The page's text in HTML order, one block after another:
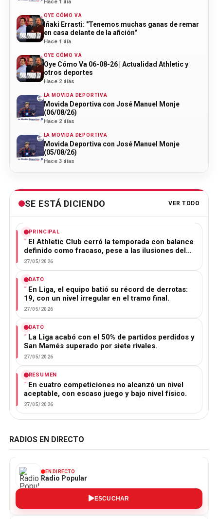
Hace 1 día
OYE CÓMO VA
Iñaki Errasti: "Tenemos muchas ganas de remar
en casa delante de la afición"
Hace 1 día
OYE CÓMO VA
Oye Cómo Va 06-08-26 | Actualidad Athletic y
otros deportes
Hace 2 días
LA MOVIDA DEPORTIVA
Movida Deportiva con José Manuel Monje
(06/08/26)
Hace 2 días
LA MOVIDA DEPORTIVA
Movida Deportiva con José Manuel Monje
(05/08/26)
Hace 3 días
SE ESTÁ DICIENDO VER TODO
PRINCIPAL
El Athletic Club cerró la temporada con balance
definido como fracaso, pese a las ilusiones del…
27/05/2026
DATO
En Liga, el equipo batió su récord de derrotas:
19, con un nivel irregular en el tramo final.
27/05/2026
DATO
La Liga acabó con el 50% de partidos perdidos y
San Mamés superado por siete rivales.
27/05/2026
RESUMEN
En cuatro competiciones no alcanzó un nivel
aceptable, con escaso juego y bajo nivel físico.
27/05/2026
RADIOS EN DIRECTO
EN DIRECTO
Radio Popular
ESCUCHAR